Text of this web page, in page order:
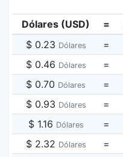
Dólares (USD) =
$ 0.23 Dólares =
$ 0.46 Dólares =
$ 0.70 Dólares =
$ 0.93 Dólares =
$ 1.16 Dólares =
$ 2.32 Dólares =